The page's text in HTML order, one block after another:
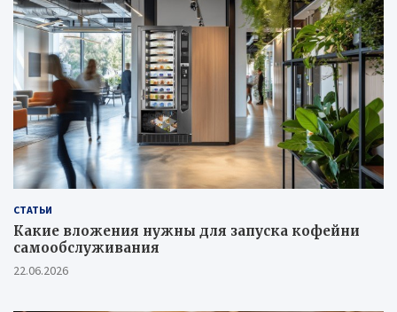
СТАТЬИ
Какие вложения нужны для запуска кофейни
самообслуживания
22.06.2026